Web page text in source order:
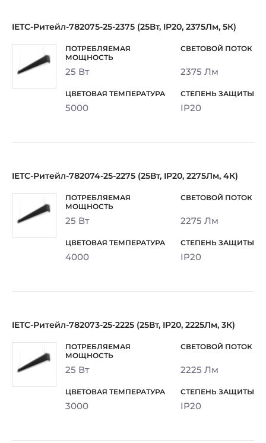
IETC-Ритейл-782075-25-2375 (25Вт, IP20, 2375Лм, 5К)
25 Вт 2375 Лм
5000 IP20
IETC-Ритейл-782074-25-2275 (25Вт, IP20, 2275Лм, 4К)
25 Вт 2275 Лм
4000 IP20
IETC-Ритейл-782073-25-2225 (25Вт, IP20, 2225Лм, 3К)
25 Вт 2225 Лм
3000 IP20